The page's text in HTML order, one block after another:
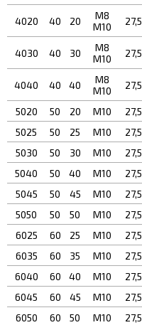
4020 40 20
М8
М10
27,5
4030 40 30
М8
М10
27,5
4040 40 40
М8
М10
27,5
5020 50 20 М10 27,5
5025
50 25 М10 27,5
5030
50 30 М10 27,5
5040
50 40 М10 27,5
5045
50 45 М10 27,5
5050
50 50 М10 27,5
6025
60 25 М10 27,5
6035
60 35 М10 27,5
6040
60 40 М10 27,5
6045
60 45 М10 27,5
6050
60 50 М10 27,5